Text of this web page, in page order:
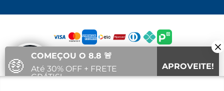
🤑
COMEÇOU O 8.8 🚨
Até 30% OFF + FRETE
GRÁTIS!
APROVEITE!